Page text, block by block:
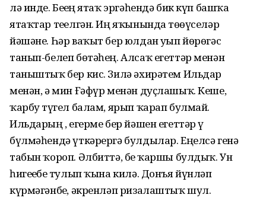
лә инде. Беҙҙең ятаҡ эргәһендә бик күп башҡа
ятаҡтар теҙелгән. Иң яҡынында төҙөүселәр
йәшәне. Һәр ваҡыт бер юлдан уҙып йөрөгәс
танып-белеп бөтәһең. Алсаҡ егеттәр менән
таныштыҡ бер кис. Зилә әхирәтем Ильдар
менән, ә мин Ғәфүр менән дуҫлашыҡ. Кеше,
ҡарбуҙ түгел балам, ярып ҡарап булмай.
Ильдарҙың , егерме бер йәшен егеттәр үҙ
бүлмәһендә үткәрергә булдылар. Еңелсә генә
табын ҡороп. Әлбиттә, беҙ ҡаршы булдыҡ. Ун
һигеҙебеҙ тулып ҡына килә. Донъя йүнләп
күрмәгәнбеҙ, әкренләп ризалаштыҡ шул.